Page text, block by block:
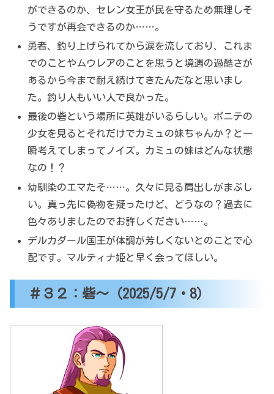
ができるのか、セレン女王が民を守るため無理しそ
うですが再会できるのか……。
勇者、釣り上げられてから涙を流しており、これま
でのことやムウレアのことを思うと境遇の過酷さが
あるから今まで耐え続けてきたんだなと思いまし
た。釣り人もいい人で良かった。
最後の砦という場所に英雄がいるらしい。ポニテの
少女を見るとそれだけでカミュの妹ちゃんか？と一
瞬考えてしまってノイズ。カミュの妹はどんな状態
なの！？
幼馴染のエマたそ……。久々に見る肩出しがまぶし
い。真っ先に偽物を疑ったけど、どうなの？過去に
色々ありましたのでお許しください……。
デルカダール国王が体調が芳しくないとのことで心
配です。マルティナ姫と早く会ってほしい。
＃３２：砦～（2025/5/7・8）